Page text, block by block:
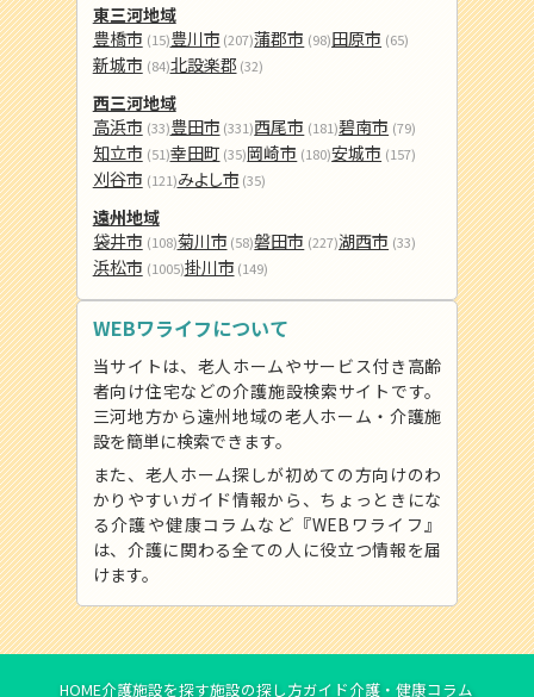
東三河地域
豊橋市 (15)豊川市 (207)蒲郡市 (98)田原市 (65)
新城市 (84)北設楽郡 (32)
西三河地域
高浜市 (33)豊田市 (331)西尾市 (181)碧南市 (79)
知立市 (51)幸田町 (35)岡崎市 (180)安城市 (157)
刈谷市 (121)みよし市 (35)
遠州地域
袋井市 (108)菊川市 (58)磐田市 (227)湖西市 (33)
浜松市 (1005)掛川市 (149)
WEBワライフについて
当サイトは、老人ホームやサービス付き高齢
者向け住宅などの介護施設検索サイトです。
三河地方から遠州地域の老人ホーム・介護施
設を簡単に検索できます。
また、老人ホーム探しが初めての方向けのわ
かりやすいガイド情報から、ちょっときにな
る介護や健康コラムなど『WEBワライフ』
は、介護に関わる全ての人に役立つ情報を届
けます。
HOME介護施設を探す施設の探し方ガイド介護・健康コラム